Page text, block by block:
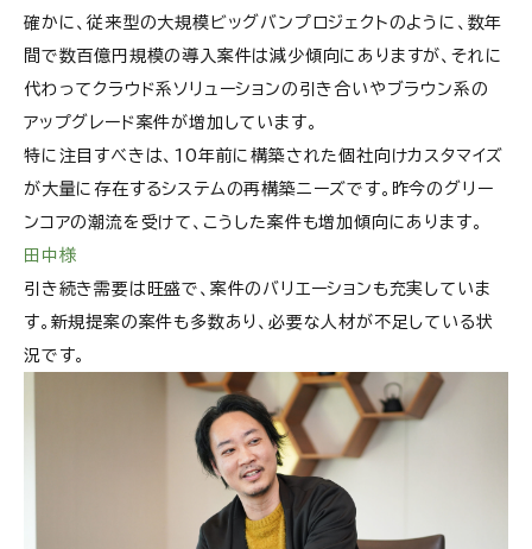
確かに、従来型の大規模ビッグバンプロジェクトのように、数年
間で数百億円規模の導入案件は減少傾向にありますが、それに
代わってクラウド系ソリューションの引き合いやブラウン系の
アップグレード案件が増加しています。
特に注目すべきは、10年前に構築された個社向けカスタマイズ
が大量に存在するシステムの再構築ニーズです。昨今のグリー
ンコアの潮流を受けて、こうした案件も増加傾向にあります。
田中様
引き続き需要は旺盛で、案件のバリエーションも充実していま
す。新規提案の案件も多数あり、必要な人材が不足している状
況です。